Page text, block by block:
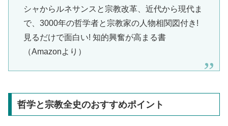
シャからルネサンスと宗教改革、近代から現代ま
で、3000年の哲学者と宗教家の人物相関図付き!
見るだけで面白い! 知的興奮が高まる書
（Amazonより）
哲学と宗教全史のおすすめポイント